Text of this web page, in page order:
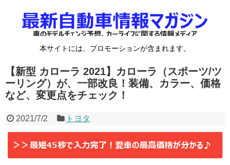
本サイトには、プロモーションが含まれます。
【新型 カローラ 2021】カローラ（スポーツ/ツ
ーリング）が、一部改良！装備、カラー、価格
など、変更点をチェック！
2021/7/2 トヨタ